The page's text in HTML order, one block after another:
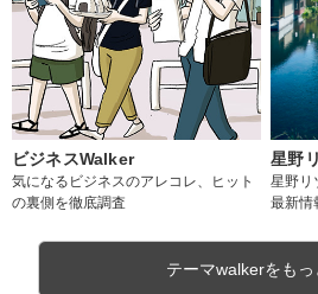
ビジネスWalker
気になるビジネスのアレコレ、ヒット
の裏側を徹底調査
星野
星野リ
最新情
テーマwalkerをもっ